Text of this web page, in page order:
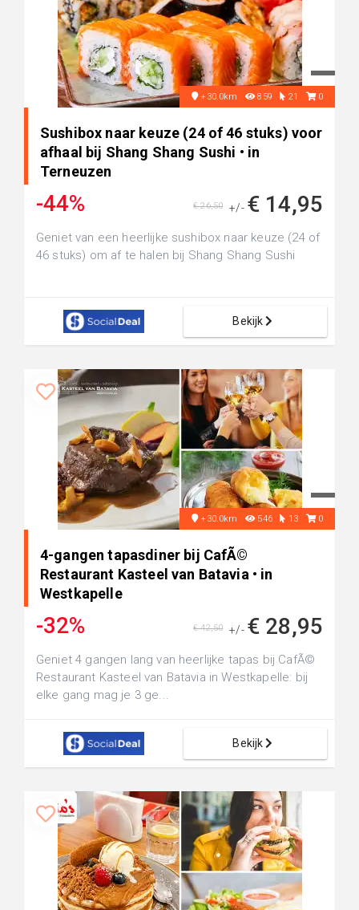
+30.0km 859 21 0
Sushibox naar keuze (24 of 46 stuks) voor
afhaal bij Shang Shang Sushi • in
Terneuzen
-44% +/- € 14,95
€ 26,50
Geniet van een heerlijke sushibox naar keuze (24 of
46 stuks) om af te halen bij Shang Shang Sushi
Bekijk
+30.0km 546 13 0
4-gangen tapasdiner bij CafÃ©
Restaurant Kasteel van Batavia • in
Westkapelle
-32% +/- € 28,95
€ 42,50
Geniet 4 gangen lang van heerlijke tapas bij CafÃ©
Restaurant Kasteel van Batavia in Westkapelle: bij
elke gang mag je 3 ge...
Bekijk